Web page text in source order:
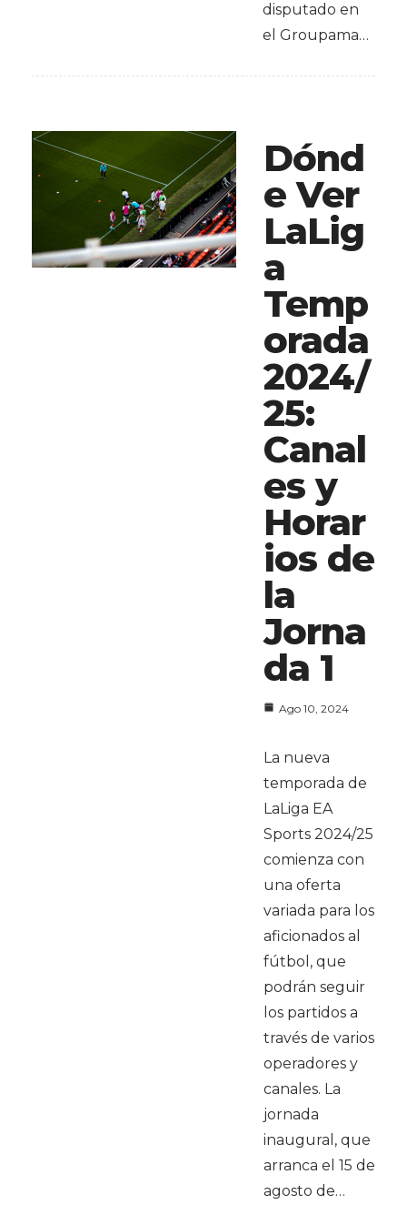
disputado en
el Groupama…
Dónd
e Ver
LaLig
a
Temp
orada
2024/
25:
Canal
es y
Horar
ios de
la
Jorna
da 1
Ago 10, 2024
La nueva
temporada de
LaLiga EA
Sports 2024/25
comienza con
una oferta
variada para los
aficionados al
fútbol, que
podrán seguir
los partidos a
través de varios
operadores y
canales. La
jornada
inaugural, que
arranca el 15 de
agosto de…